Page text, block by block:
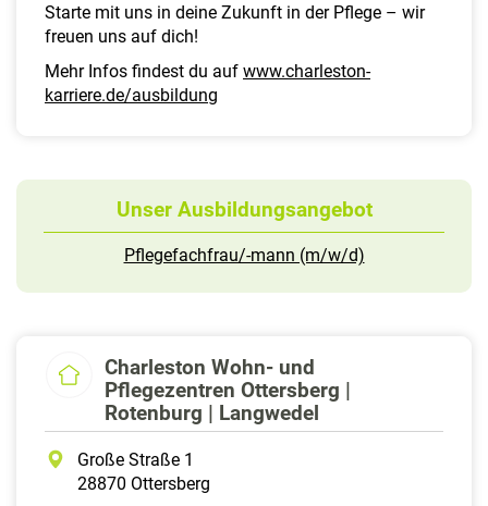
Starte mit uns in deine Zukunft in der Pflege – wir
freuen uns auf dich!
Mehr Infos findest du auf www.charleston-
karriere.de/ausbildung
Unser Ausbildungsangebot
Pflegefachfrau/-mann (m/w/d)
Charleston Wohn- und
Pflegezentren Ottersberg |
Rotenburg | Langwedel
Große Straße 1
28870 Ottersberg